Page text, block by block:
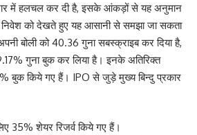
में हलचल कर दी है, इसके आंकड़ों से यह अनुमान
निवेश को देखते हुए यह आसानी से समझा जा सकता
बोली को 40.36 गुना सबस्क्राइब कर दिया है,
गुना बुक कर लिया है। इनके अतिरिक्त
बुक किये गए हैं। IPO से जुड़े मुख्य बिन्दु प्रकार
35% शेयर रिजर्व किये गए हैं।